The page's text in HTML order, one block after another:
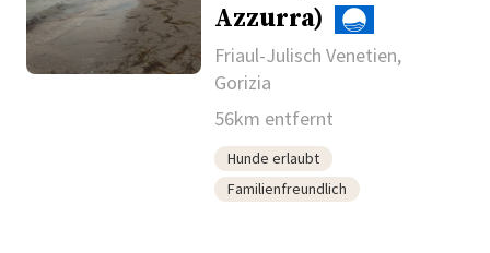
Azzurra)
Friaul-Julisch Venetien,
Gorizia
56km entfernt
Hunde erlaubt
Familienfreundlich